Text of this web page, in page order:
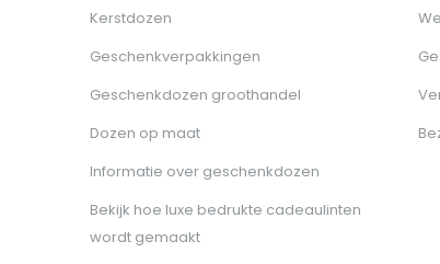
Kerstdozen
Geschenkverpakkingen
Geschenkdozen groothandel
Dozen op maat
Informatie over geschenkdozen
Bekijk hoe luxe bedrukte cadeaulinten
wordt gemaakt